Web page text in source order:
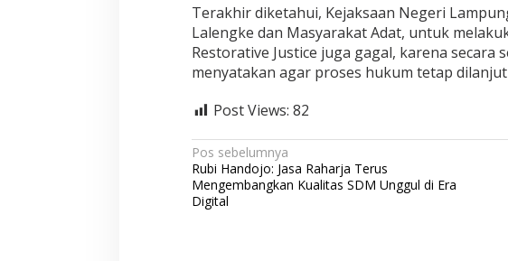
Terakhir diketahui, Kejaksaan Negeri
Lalengke dan Masyarakat Adat, untuk
Restorative Justice juga gagal, karena secara
menyatakan agar proses hukum tetap
Post Views: 82
N
a
v
Pos sebelumnya
Rubi Handojo: Jasa Raharja Terus
Mengembangkan Kualitas SDM Unggul di Era
Digital